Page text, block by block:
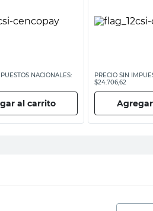
NACIONALES:
al carrito
PRECIO SIN
$24.706,62